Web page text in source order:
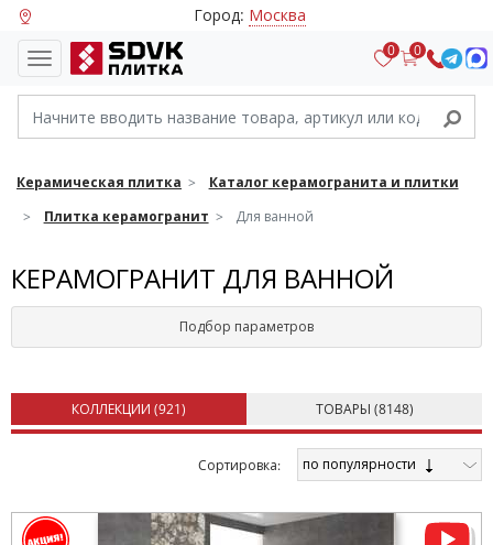
Город: Москва
0 0
Керамическая плитка
Каталог керамогранита и плитки
Плитка керамогранит
Для ванной
КЕРАМОГРАНИТ ДЛЯ ВАННОЙ
Подбор параметров
КОЛЛЕКЦИИ (921) ТОВАРЫ (8148)
Cортировка: по популярности